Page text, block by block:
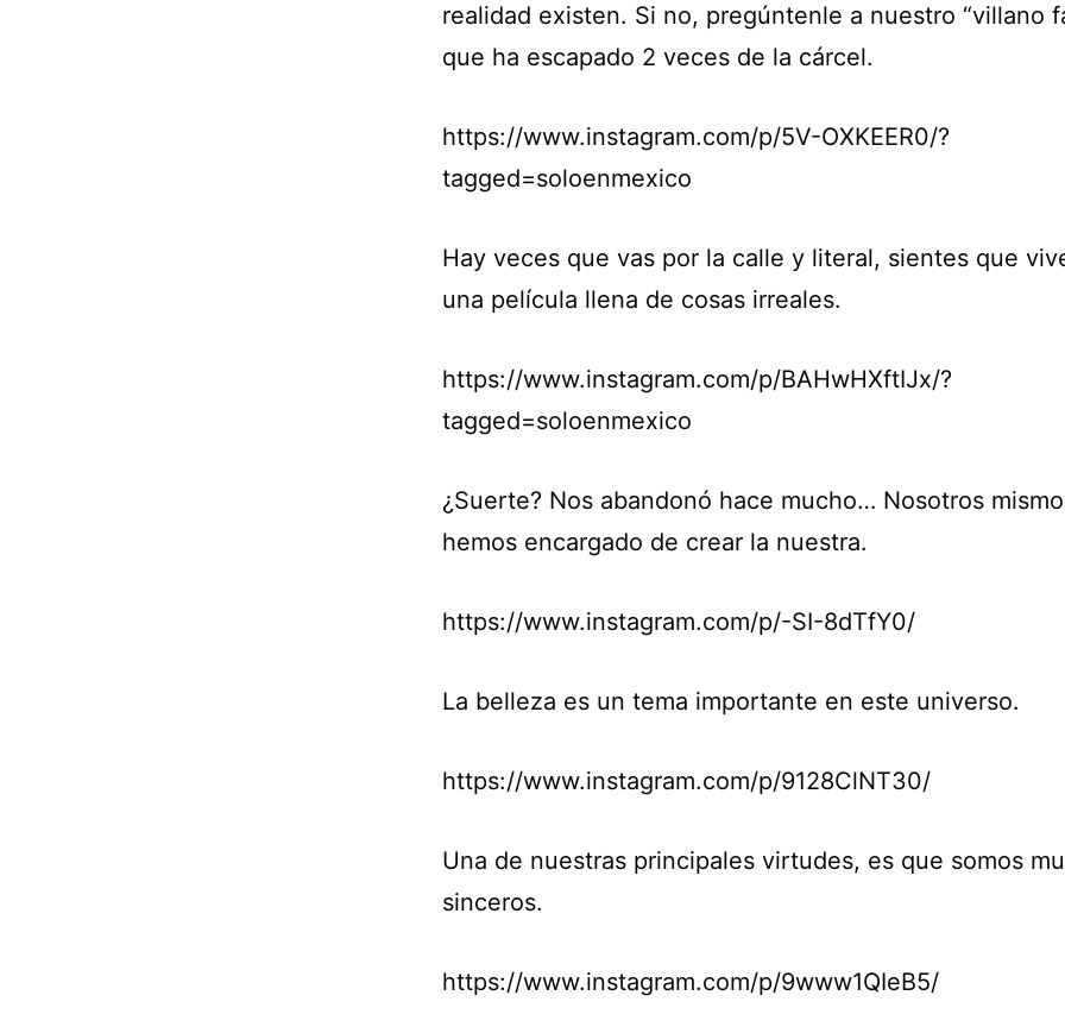
realidad existen. Si no, pregúntenle a nuestro “villano
que ha escapado 2 veces de la cárcel.
https://www.instagram.com/p/5V-OXKEER0/?
tagged=soloenmexico
Hay veces que vas por la calle y literal, sientes que
una película llena de cosas irreales.
https://www.instagram.com/p/BAHwHXftIJx/?
tagged=soloenmexico
¿Suerte? Nos abandonó hace mucho… Nosotros
hemos encargado de crear la nuestra.
https://www.instagram.com/p/-SI-8dTfY0/
La belleza es un tema importante en este universo.
https://www.instagram.com/p/9128ClNT30/
Una de nuestras principales virtudes, es que somos
sinceros.
https://www.instagram.com/p/9www1QIeB5/